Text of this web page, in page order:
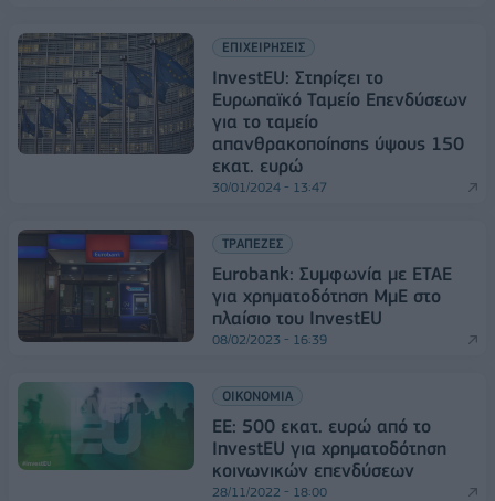
ΕΠΙΧΕΙΡΗΣΕΙΣ
InvestEU: Στηρίζει το
Ευρωπαϊκό Ταμείο Επενδύσεων
για το ταμείο
απανθρακοποίησης ύψους 150
εκατ. ευρώ
30/01/2024 - 13:47
ΤΡΑΠΕΖΕΣ
Eurobank: Συμφωνία με ΕΤΑΕ
για χρηματοδότηση ΜμΕ στο
πλαίσιο του InvestEU
08/02/2023 - 16:39
ΟΙΚΟΝΟΜΙΑ
ΕΕ: 500 εκατ. ευρώ από το
InvestEU για χρηματοδότηση
κοινωνικών επενδύσεων
28/11/2022 - 18:00